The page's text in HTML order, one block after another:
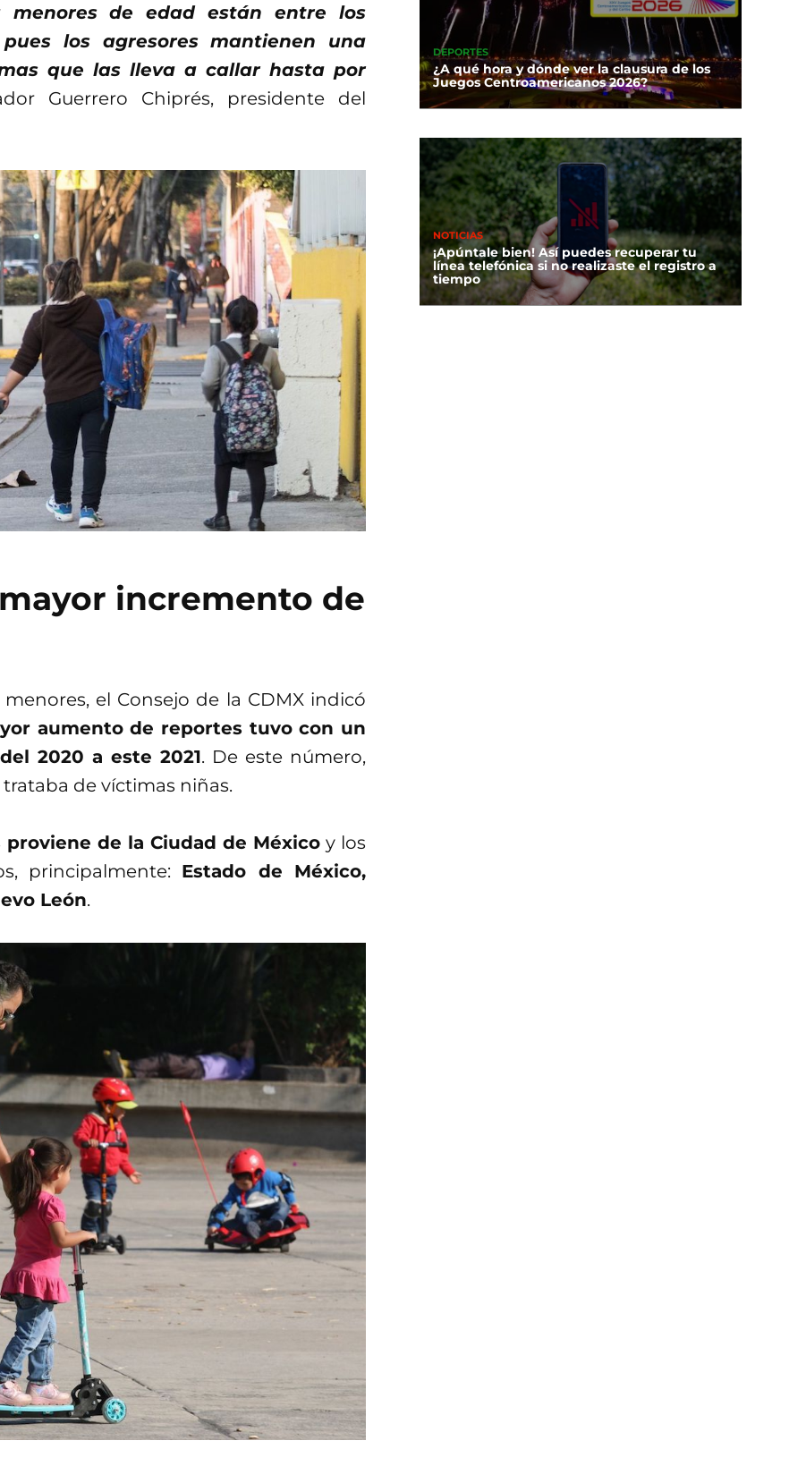
menores de edad están entre los
los agresores mantienen una
que las lleva a callar hasta por
Guerrero Chiprés, presidente del
incremento de
el Consejo de la CDMX indicó
aumento de reportes tuvo con un
2020 a este 2021. De este número,
trataba de víctimas niñas.
de la Ciudad de México y los
principalmente: Estado de México,
León.
DEPORTES
¿A qué hora y dónde ver la clausura de los
Juegos Centroamericanos 2026?
NOTICIAS
¡Apúntale bien! Así puedes recuperar tu
línea telefónica si no realizaste el registro a
tiempo